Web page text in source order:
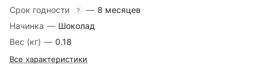
Срок годности
? — 8 месяцев
Начинка — Шоколад
Вес (кг) — 0.18
Все характеристики